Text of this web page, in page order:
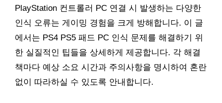
PlayStation 컨트롤러 PC 연결 시 발생하는 다양한
인식 오류는 게이밍 경험을 크게 방해합니다. 이 글
에서는 PS4 PS5 패드 PC 인식 문제를 해결하기 위
한 실질적인 팁들을 상세하게 제공합니다. 각 해결
책마다 예상 소요 시간과 주의사항을 명시하여 혼란
없이 따라하실 수 있도록 안내합니다.